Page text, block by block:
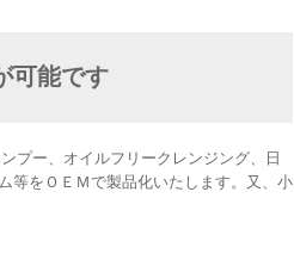
可能です
プー、オイルフリークレンジング、日
等をＯＥＭで製品化いたします。又、小